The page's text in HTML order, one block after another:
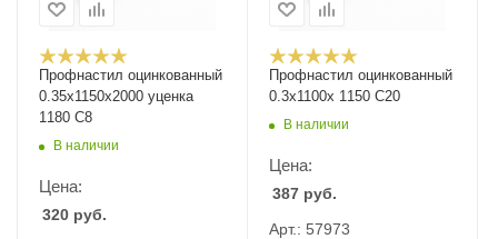
Профнастил оцинкованный
0.35х1150х2000 уценка
1180 С8
В наличии
Цена:
320 руб.
Профнастил оцинкованный
0.3х1100х 1150 С20
В наличии
Цена:
387 руб.
Арт.: 57973